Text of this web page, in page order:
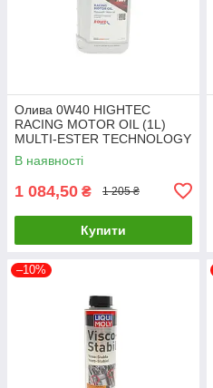
Олива 0W40 HIGHTEC
RACING MOTOR OIL (1L)
MULTI-ESTER TECHNOLOGY
ROWE 20092-0010-99 UA61
В наявності
1 084,50 ₴ 1 205 ₴
Купити
–10%